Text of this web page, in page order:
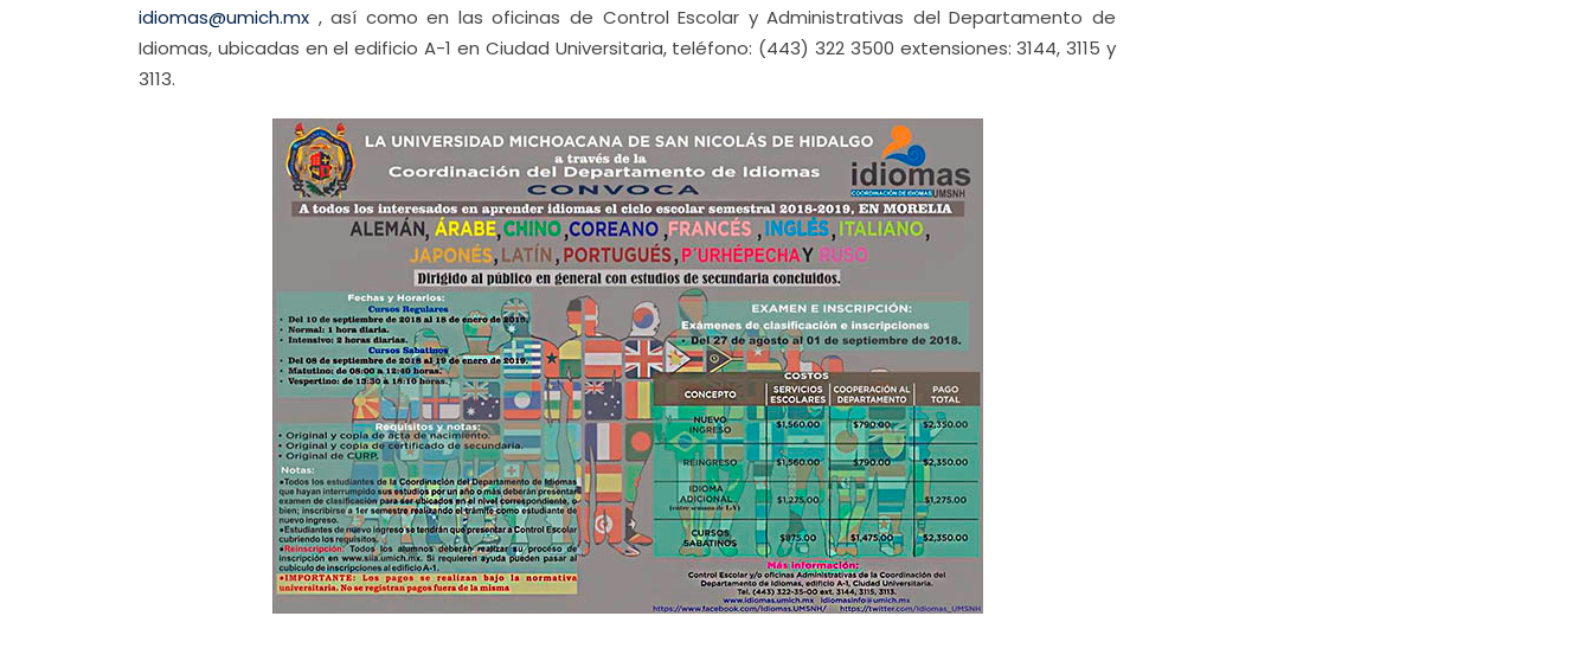
idiomas@umich.mx , así como en las oficinas de Control Escolar y Administrativas del Departamento de
Idiomas, ubicadas en el edificio A-1 en Ciudad Universitaria, teléfono: (443) 322 3500 extensiones: 3144, 3115 y
3113.